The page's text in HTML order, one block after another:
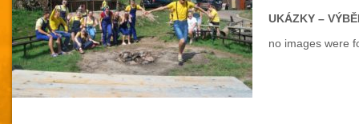
UKÁZKY –
no images were